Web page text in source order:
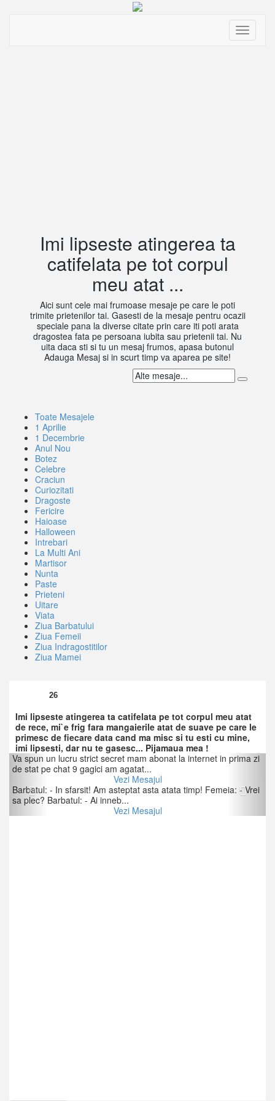
Toggle
Imi lipseste atingerea ta
catifelata pe tot corpul
meu atat ...
Aici sunt cele mai frumoase mesaje pe care le poti
trimite prietenilor tai. Gasesti de la mesaje pentru ocazii
speciale pana la diverse citate prin care iti poti arata
dragostea fata pe persoana iubita sau prietenii tai. Nu
uita daca sti si tu un mesaj frumos, apasa butonul
Adauga Mesaj si in scurt timp va aparea pe site!
Toate Mesajele
1 Aprilie
1 Decembrie
Anul Nou
Botez
Celebre
Craciun
Curiozitati
Dragoste
Fericire
Haioase
Halloween
Intrebari
La Multi Ani
Martisor
Nunta
Paste
Prieteni
Uitare
Viata
Ziua Barbatului
Ziua Femeii
Ziua Indragostitilor
Ziua Mamei
26
Imi lipseste atingerea ta catifelata pe tot corpul meu atat
de rece, mi`e frig fara mangaierile atat de suave pe care le
primesc de fiecare data cand ma misc si tu esti cu mine,
imi lipsesti, dar nu te gasesc... Pijamaua mea !
Va spun un lucru strict secret mam abonat la internet in prima zi
de stat pe chat 9 gagici am agatat...
Vezi Mesajul
Barbatul: - In sfarsit! Am asteptat asta atata timp! Femeia: - Vrei
sa plec? Barbatul: - Ai inneb...
Vezi Mesajul
Previous Next